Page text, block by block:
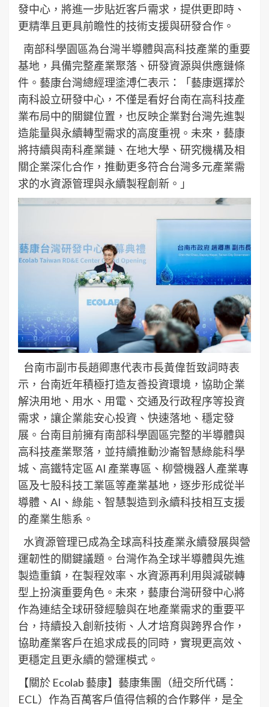
發中心，將進一步貼近客戶需求，提供更即時、
更精準且更具前瞻性的技術支援與研發合作。
南部科學園區為台灣半導體與高科技產業的重要
基地，具備完整產業聚落、研發資源與供應鏈條
件。藝康台灣總經理塗溥仁表示：「藝康選擇於
南科設立研發中心，不僅是看好台南在高科技產
業布局中的關鍵位置，也反映企業對台灣先進製
造能量與永續轉型需求的高度重視。未來，藝康
將持續與南科產業鏈、在地大學、研究機構及相
關企業深化合作，推動更多符合台灣多元產業需
求的水資源管理與永續製程創新。」
台南市副市長趙卿惠代表市長黃偉哲致詞時表
示，台南近年積極打造友善投資環境，協助企業
解決用地、用水、用電、交通及行政程序等投資
需求，讓企業能安心投資、快速落地、穩定發
展。台南目前擁有南部科學園區完整的半導體與
高科技產業聚落，並持續推動沙崙智慧綠能科學
城、高鐵特定區 AI 產業專區、柳營機器人產業專
區及七股科技工業區等產業基地，逐步形成從半
導體、AI、綠能、智慧製造到永續科技相互支援
的產業生態系。
水資源管理已成為全球高科技產業永續發展與營
運韌性的關鍵議題。台灣作為全球半導體與先進
製造重鎮，在製程效率、水資源再利用與減碳轉
型上扮演重要角色。未來，藝康台灣研發中心將
作為連結全球研發經驗與在地產業需求的重要平
台，持續投入創新技術、人才培育與跨界合作，
協助產業客戶在追求成長的同時，實現更高效、
更穩定且更永續的營運模式。
【關於 Ecolab 藝康】藝康集團（紐交所代碼：
ECL）作為百萬客戶值得信賴的合作夥伴，是全